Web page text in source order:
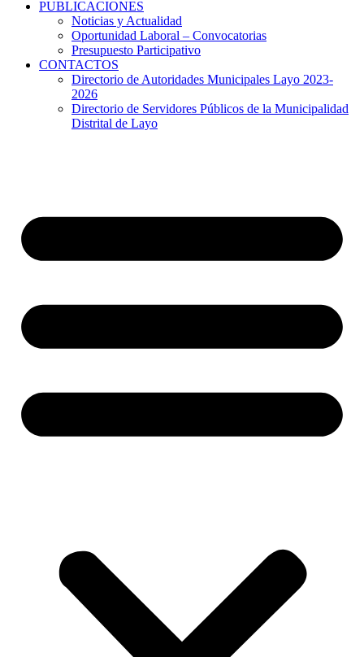
PUBLICACIONES
Noticias y Actualidad
Oportunidad Laboral – Convocatorias
Presupuesto Participativo
CONTACTOS
Directorio de Autoridades Municipales Layo 2023-
2026
Directorio de Servidores Públicos de la Municipalidad
Distrital de Layo